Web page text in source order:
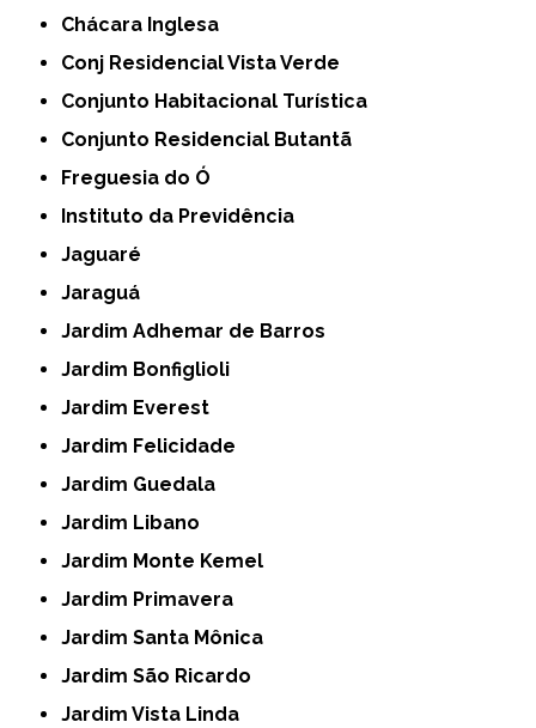
Chácara Inglesa
Conj Residencial Vista Verde
Conjunto Habitacional Turística
Conjunto Residencial Butantã
Freguesia do Ó
Instituto da Previdência
Jaguaré
Jaraguá
Jardim Adhemar de Barros
Jardim Bonfiglioli
Jardim Everest
Jardim Felicidade
Jardim Guedala
Jardim Libano
Jardim Monte Kemel
Jardim Primavera
Jardim Santa Mônica
Jardim São Ricardo
Jardim Vista Linda